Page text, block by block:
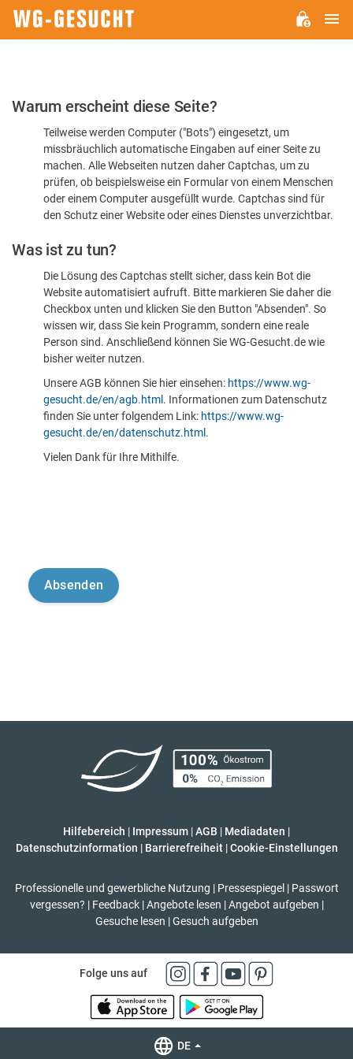
Bitte
dass
sind
Warum erscheint diese Seite?
Teilweise werden Computer ("Bots") eingesetzt, um
missbräuchlich automatische Eingaben auf einer Seite zu
machen. Alle Webseiten nutzen daher Captchas, um zu
prüfen, ob beispielsweise ein Formular von einem Menschen
oder einem Computer ausgefüllt wurde. Captchas sind für
den Schutz einer Website oder eines Dienstes unverzichtbar.
Was ist zu tun?
Die Lösung des Captchas stellt sicher, dass kein Bot die
Website automatisiert aufruft. Bitte markieren Sie daher die
Checkbox unten und klicken Sie den Button "Absenden". So
wissen wir, dass Sie kein Programm, sondern eine reale
Person sind. Anschließend können Sie WG-Gesucht.de wie
bisher weiter nutzen.
Unsere AGB können Sie hier einsehen: https://www.wg-
gesucht.de/en/agb.html . Informationen zum Datenschutz
finden Sie unter folgendem Link: https://www.wg-
gesucht.de/en/datenschutz.html .
Vielen Dank für Ihre Mithilfe.
Hilfebereich | Impressum |AGB | Mediadaten |
Datenschutzinformation | Barrierefreiheit | Cookie-Einstellungen
Professionelle und gewerbliche Nutzung | Pressespiegel | Passwort
vergessen? | Feedback | Angebote lesen | Angebot aufgeben |
Gesuche lesen | Gesuch aufgeben
Folge uns auf
DE